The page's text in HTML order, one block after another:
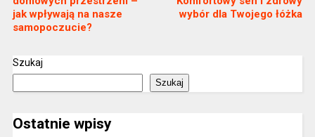
jak wpływają na nasze
samopoczucie?
wybór dla Twojego łóżka
Szukaj
Szukaj
Ostatnie wpisy